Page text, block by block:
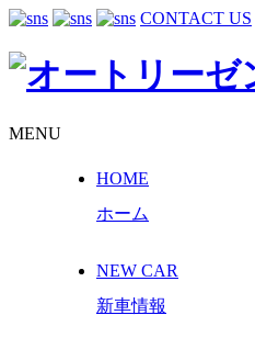
CONTACT US
MENU
HOME
ホーム
NEW CAR
新車情報